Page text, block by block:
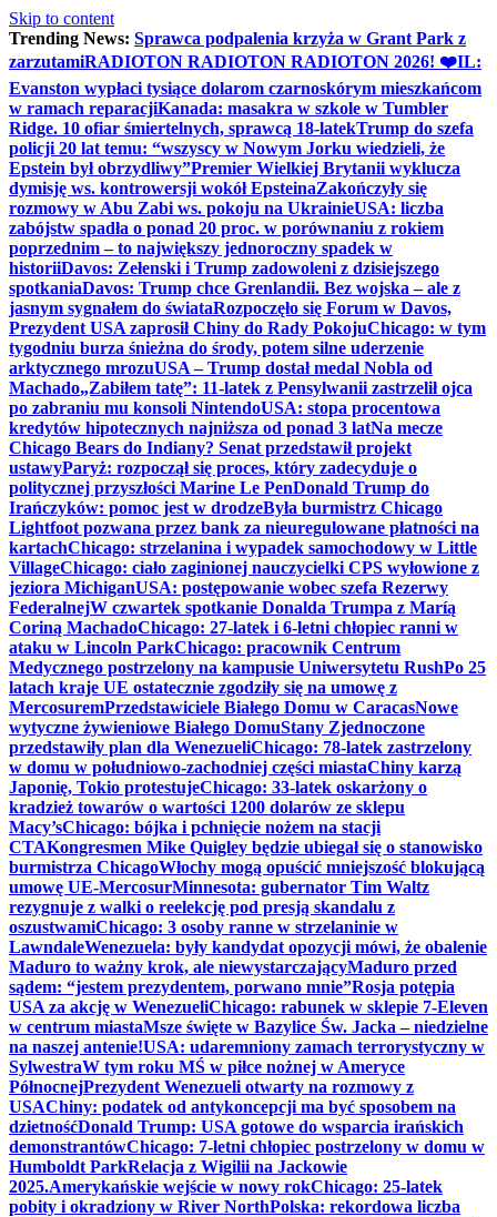
Skip to content
Trending News: Sprawca podpalenia krzyża w Grant Park z
zarzutamiRADIOTON RADIOTON RADIOTON 2026! ❤️IL:
Evanston wypłaci tysiące dolarom czarnoskórym mieszkańcom
w ramach reparacjiKanada: masakra w szkole w Tumbler
Ridge. 10 ofiar śmiertelnych, sprawcą 18-latekTrump do szefa
policji 20 lat temu: “wszyscy w Nowym Jorku wiedzieli, że
Epstein był obrzydliwy”Premier Wielkiej Brytanii wyklucza
dymisję ws. kontrowersji wokół EpsteinaZakończyły się
rozmowy w Abu Zabi ws. pokoju na UkrainieUSA: liczba
zabójstw spadła o ponad 20 proc. w porównaniu z rokiem
poprzednim – to największy jednoroczny spadek w
historiiDavos: Zełenski i Trump zadowoleni z dzisiejszego
spotkaniaDavos: Trump chce Grenlandii. Bez wojska – ale z
jasnym sygnałem do świataRozpoczęło się Forum w Davos,
Prezydent USA zaprosił Chiny do Rady PokojuChicago: w tym
tygodniu burza śnieżna do środy, potem silne uderzenie
arktycznego mrozuUSA – Trump dostał medal Nobla od
Machado„Zabiłem tatę”: 11-latek z Pensylwanii zastrzelił ojca
po zabraniu mu konsoli NintendoUSA: stopa procentowa
kredytów hipotecznych najniższa od ponad 3 latNa mecze
Chicago Bears do Indiany? Senat przedstawił projekt
ustawyParyż: rozpoczął się proces, który zadecyduje o
politycznej przyszłości Marine Le PenDonald Trump do
Irańczyków: pomoc jest w drodzeByła burmistrz Chicago
Lightfoot pozwana przez bank za nieuregulowane płatności na
kartachChicago: strzelanina i wypadek samochodowy w Little
VillageChicago: ciało zaginionej nauczycielki CPS wyłowione z
jeziora MichiganUSA: postępowanie wobec szefa Rezerwy
FederalnejW czwartek spotkanie Donalda Trumpa z Maríą
Coriną MachadoChicago: 27-latek i 6-letni chłopiec ranni w
ataku w Lincoln ParkChicago: pracownik Centrum
Medycznego postrzelony na kampusie Uniwersytetu RushPo 25
latach kraje UE ostatecznie zgodziły się na umowę z
MercosuremPrzedstawiciele Białego Domu w CaracasNowe
wytyczne żywieniowe Białego DomuStany Zjednoczone
przedstawiły plan dla WenezueliChicago: 78-latek zastrzelony
w domu w południowo-zachodniej części miastaChiny karzą
Japonię, Tokio protestujeChicago: 33-latek oskarżony o
kradzież towarów o wartości 1200 dolarów ze sklepu
Macy’sChicago: bójka i pchnięcie nożem na stacji
CTAKongresmen Mike Quigley będzie ubiegał się o stanowisko
burmistrza ChicagoWłochy mogą opuścić mniejszość blokującą
umowę UE-MercosurMinnesota: gubernator Tim Waltz
rezygnuje z walki o reelekcję pod presją skandalu z
oszustwamiChicago: 3 osoby ranne w strzelaninie w
LawndaleWenezuela: były kandydat opozycji mówi, że obalenie
Maduro to ważny krok, ale niewystarczającyMaduro przed
sądem: “jestem prezydentem, porwano mnie”Rosja potępia
USA za akcję w WenezueliChicago: rabunek w sklepie 7-Eleven
w centrum miastaMsze święte w Bazylice Św. Jacka – niedzielne
na naszej antenie!USA: udaremniony zamach terrorystyczny w
SylwestraW tym roku MŚ w piłce nożnej w Ameryce
PółnocnejPrezydent Wenezueli otwarty na rozmowy z
USAChiny: podatek od antykoncepcji ma być sposobem na
dzietnośćDonald Trump: USA gotowe do wsparcia irańskich
demonstrantówChicago: 7-letni chłopiec postrzelony w domu w
Humboldt ParkRelacja z Wigilii na Jackowie
2025.Amerykańskie wejście w nowy rokChicago: 25-latek
pobity i okradziony w River NorthPolska: rekordowa liczba